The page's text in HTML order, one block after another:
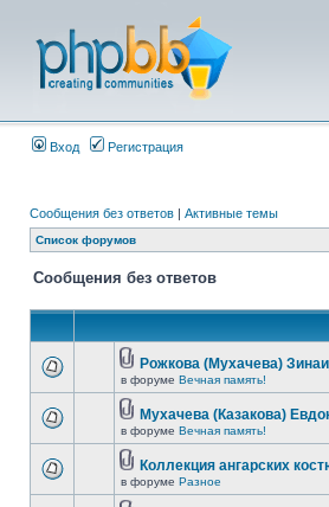
Вход Регистрация
Сообщения без ответов | Активные темы
Список форумов
Сообщения без ответов
Рожкова (Мухачева)
в форуме Вечная память!
Мухачева (Казакова)
в форуме Вечная память!
Коллекция ангарских
в форуме Разное